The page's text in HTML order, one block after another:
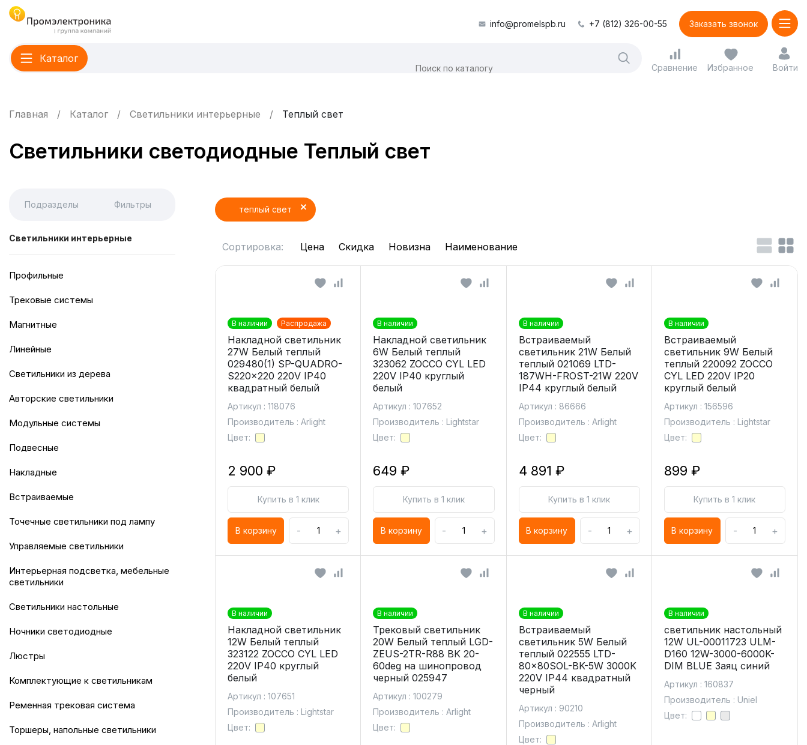
info@promelspb.ru +7 (812) 326-00-55 Заказать звонок
Каталог
Сравнение Избранное Войти
Главная Каталог Светильники интерьерные Теплый свет
Светильники светодиодные Теплый свет
Подразделы Фильтры
Светильники интерьерные
Профильные
Трековые системы
Магнитные
Линейные
Светильники из дерева
Авторские светильники
Модульные системы
Подвесные
Накладные
Встраиваемые
Точечные светильники под лампу
Управляемые светильники
Интерьерная подсветка, мебельные
светильники
Светильники настольные
Ночники светодиодные
Люстры
Комплектующие к светильникам
Ременная трековая система
Торшеры, напольные светильники
теплый свет
Сортировка: Цена Скидка Новизна Наименование
В наличии Распродажа
Накладной светильник
27W Белый теплый
029480(1) SP-QUADRO-
S220x220 220V IP40
квадратный белый
Артикул : 118076
Производитель : Arlight
Цвет:
2 900 ₽
Купить в 1 клик
В корзину - +
В наличии
Накладной светильник
6W Белый теплый
323062 ZOCCO CYL LED
220V IP40 круглый
белый
Артикул : 107652
Производитель : Lightstar
Цвет:
649 ₽
Купить в 1 клик
В корзину - +
В наличии
Встраиваемый
светильник 21W Белый
теплый 021069 LTD-
187WH-FROST-21W 220V
IP44 круглый белый
Артикул : 86666
Производитель : Arlight
Цвет:
4 891 ₽
Купить в 1 клик
В корзину - +
В наличии
Встраиваемый
светильник 9W Белый
теплый 220092 ZOCCO
CYL LED 220V IP20
круглый белый
Артикул : 156596
Производитель : Lightstar
Цвет:
899 ₽
Купить в 1 клик
В корзину - +
В наличии
Накладной светильник
12W Белый теплый
323122 ZOCCO CYL LED
220V IP40 круглый
белый
Артикул : 107651
Производитель : Lightstar
Цвет:
В наличии
Трековый светильник
20W Белый теплый LGD-
ZEUS-2TR-R88 BK 20-
60deg на шинопровод
черный 025947
Артикул : 100279
Производитель : Arlight
Цвет:
В наличии
Встраиваемый
светильник 5W Белый
теплый 022555 LTD-
80x80SOL-BK-5W 3000K
220V IP44 квадратный
черный
Артикул : 90210
Производитель : Arlight
Цвет:
В наличии
светильник настольный
12W UL-00011723 ULM-
D160 12W-3000-6000K-
DIM BLUE Заяц синий
Артикул : 160837
Производитель : Uniel
Цвет: